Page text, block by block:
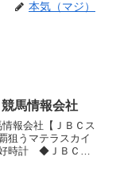
本気（マジ）
馬情報会社
報会社【ＪＢＣス
狙うマテラスカイ
時計 ◆ＪＢＣス